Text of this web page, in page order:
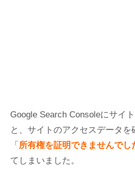
Google Search Consoleにサイ
と、サイトのアクセスデータを
「 所有権を証明できませんでし
てしまいました。